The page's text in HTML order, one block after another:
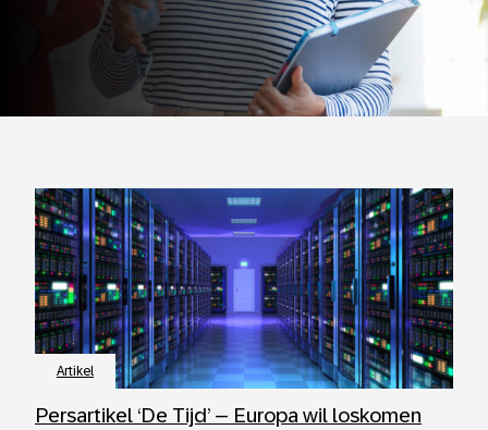
Artikel
Persartikel ‘De Tijd’ – Europa wil loskomen